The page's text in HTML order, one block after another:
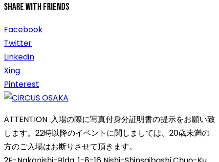
Share With Friends
Facebook
Twitter
Linkedin
Xing
Pinterest
ATTENTION :入場の際に写真付身分証明書の提示をお願い致
します。22時以降のイベントに関しましては、20歳未満の
方のご入場はお断りさせて頂きます。